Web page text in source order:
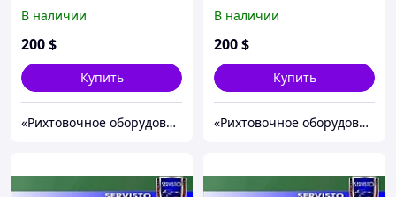
В наличии
200$
Купить
«Рихтовочное оборудование»
В наличии
200$
Купить
«Рихтовочное оборудование»